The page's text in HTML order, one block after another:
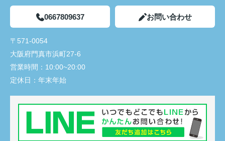
0667809637 お問い合わせ
〒571-0054
大阪府門真市浜町27-6
営業時間： 10:00~20:00
定休日： 年末年始